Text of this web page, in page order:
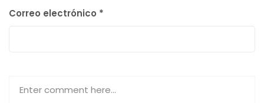
Correo electrónico *